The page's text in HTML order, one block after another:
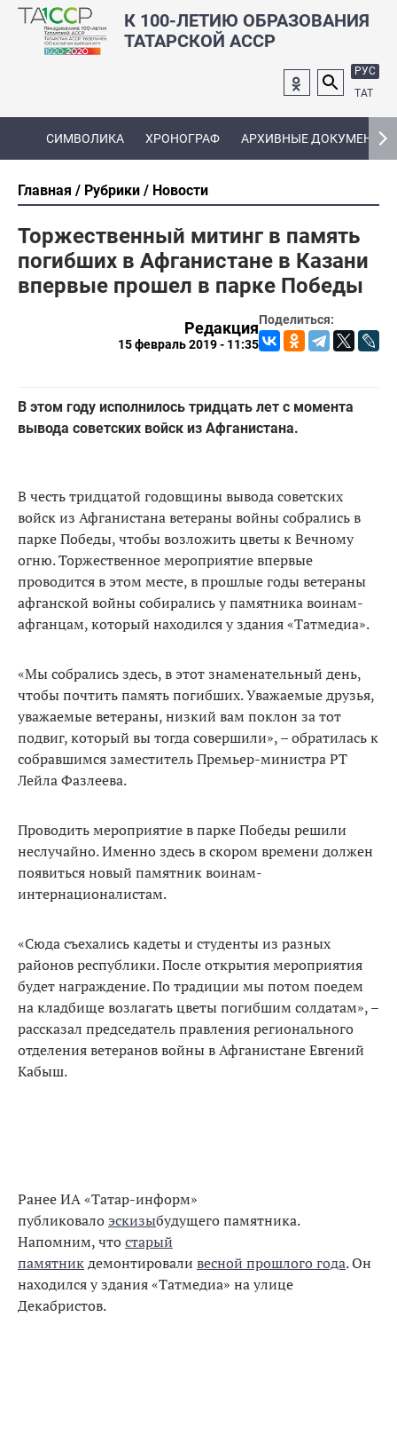
К 100-ЛЕТИЮ ОБРАЗОВАНИЯ
ТАТАРСКОЙ АССР
РУС
ТАТ
СИМВОЛИКА ХРОНОГРАФ АРХИВНЫЕ ДОКУМЕНТЫ
Главная Рубрики Новости
Торжественный митинг в память
погибших в Афганистане в Казани
впервые прошел в парке Победы
Поделиться:
Редакция
15 февраль 2019 - 11:35
В этом году исполнилось тридцать лет с момента
вывода советских войск из Афганистана.
В честь тридцатой годовщины вывода советских
войск из Афганистана ветераны войны собрались в
парке Победы, чтобы возложить цветы к Вечному
огню. Торжественное мероприятие впервые
проводится в этом месте, в прошлые годы ветераны
афганской войны собирались у памятника воинам-
афганцам, который находился у здания «Татмедиа».
«Мы собрались здесь, в этот знаменательный день,
чтобы почтить память погибших. Уважаемые друзья,
уважаемые ветераны, низкий вам поклон за тот
подвиг, который вы тогда совершили», – обратилась к
собравшимся заместитель Премьер-министра РТ
Лейла Фазлеева.
Проводить мероприятие в парке Победы решили
неслучайно. Именно здесь в скором времени должен
появиться новый памятник воинам-
интернационалистам.
«Сюда съехались кадеты и студенты из разных
районов республики. После открытия мероприятия
будет награждение. По традиции мы потом поедем
на кладбище возлагать цветы погибшим солдатам», –
рассказал председатель правления регионального
отделения ветеранов войны в Афганистане Евгений
Кабыш.
Ранее ИА «Татар-информ»
публиковало эскизыбудущего памятника.
Напомним, чтостарый
памятникдемонтировали весной прошлого года. Он
находился у здания «Татмедиа» на улице
Декабристов.